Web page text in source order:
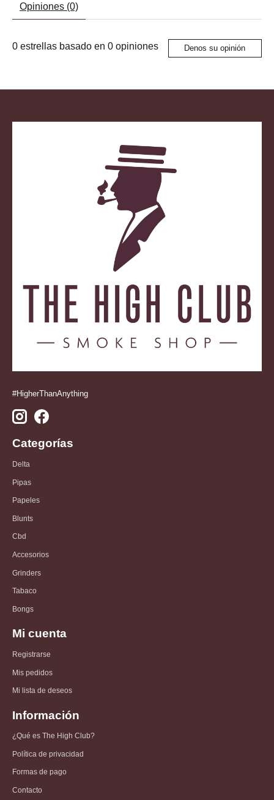
Opiniones (0)
0 estrellas basado en 0 opiniones Denos su opinión
#HigherThanAnything
Categorías
Delta
Pipas
Papeles
Blunts
Cbd
Accesorios
Grinders
Tabaco
Bongs
Mi cuenta
Registrarse
Mis pedidos
Mi lista de deseos
Información
¿Qué es The High Club?
Política de privacidad
Formas de pago
Contacto